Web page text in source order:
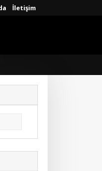
İletişim